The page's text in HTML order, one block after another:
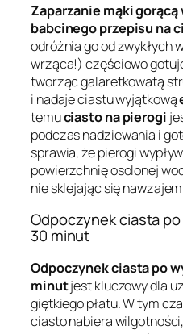
Zaparzanie mąki gorącą
babcinego przepisu na
odróżnia go od zwykłych
wrząca!) częściowo
tworząc galaretkowatą
i nadaje ciastu wyjątkową
temuciasto na pierogi
podczas nadziewania i
sprawia, że pierogi
powierzchnię osolonej
nie sklejając się
Odpoczynek ciasta
30 minut
Odpoczynek ciasta po
minutjest kluczowy dla
giętkiego płatu. W tym
ciasto nabiera